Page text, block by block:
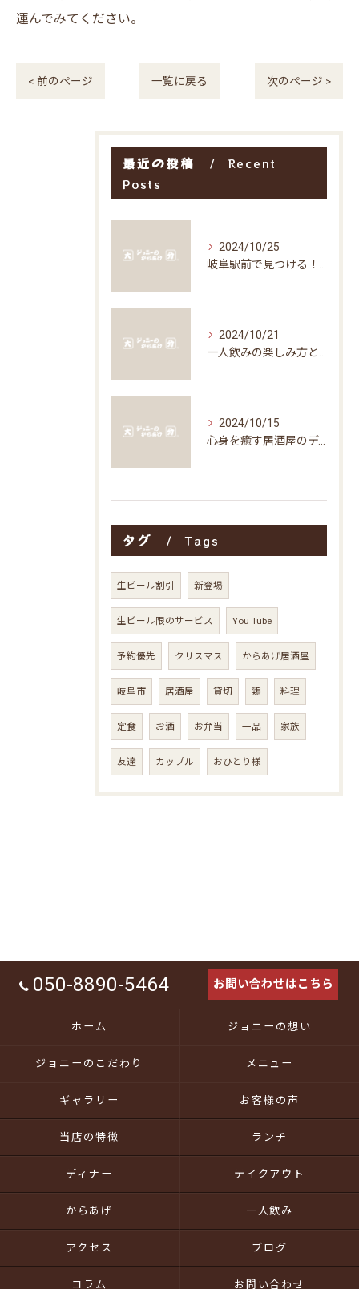
運んでみてください。
< 前のページ 一覧に戻る 次のページ >
最近の投稿
Recent
Posts
2024/10/25
2024/10/21
2024/10/15
心身を癒す居酒屋のディナータイムの楽しみ方
タグ Tags
生ビール割引 新登場
生ビール限のサービス You Tube
予約優先 クリスマス からあげ居酒屋
岐阜市 居酒屋 貸切 鶏 料理
定食 お酒 お弁当 一品 家族
友達 カップル おひとり様
050-8890-5464 お問い合わせはこちら
ホーム ジョニーの想い
ジョニーのこだわり メニュー
ギャラリー お客様の声
当店の特徴 ランチ
ディナー テイクアウト
からあげ 一人飲み
アクセス ブログ
コラム お問い合わせ